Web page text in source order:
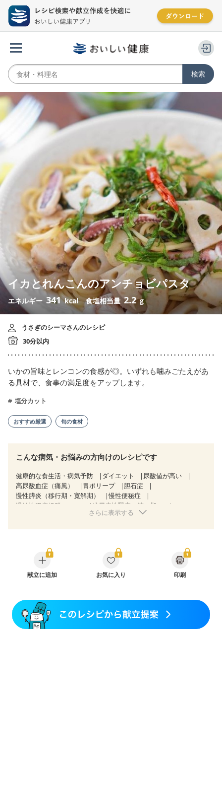
イカとれんこんのアンチョビパスタ
エネルギー 341 kcal 食塩相当量 2.2 g
うさぎのシーマさんのレシピ
30分以内
いかの旨味とレンコンの食感が◎。いずれも噛みごたえがあ
る具材で、食事の満足度をアップします。
塩分カット
おすすめ厳選 旬の食材
こんな病気・お悩みの方向けのレシピです
健康的な食生活・病気予防 ダイエット
尿酸値が高い
高尿酸血症（痛風）
胃ポリープ
胆石症
慢性膵炎（移行期・寛解期）
慢性便秘症
過敏性腸症候群（IBS）
糖尿病性腎症（第１期）
乳がん（抗がん剤治療中）
フレイル（年齢に合わせた体作り）
ニキビ・肌荒れ
更年期
さらに表示する
献立に追加 お気に入り 印刷